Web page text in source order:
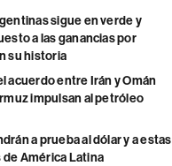
sigue en verde y
a las ganancias por
su historia
acuerdo entre Irán y Omán
impulsan al petróleo
a prueba al dólar y a estas
América Latina